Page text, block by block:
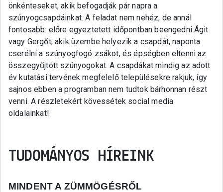
önkénteseket, akik befogadják pár napra a
szúnyogcsapdáinkat. A feladat nem nehéz, de annál
fontosabb: előre egyeztetett időpontban beengedni Ágit
vagy Gergőt, akik üzembe helyezik a csapdát, naponta
cserélni a szúnyogfogó zsákot, és épségben eltenni az
összegyűjtött szúnyogokat. A csapdákat mindig az adott
év kutatási tervének megfelelő településekre rakjuk, így
sajnos ebben a programban nem tudtok bárhonnan részt
venni. A részletekért kövessétek social media
oldalainkat!
TUDOMÁNYOS HÍREINK
MINDENT A ZÜMMÖGÉSRŐL